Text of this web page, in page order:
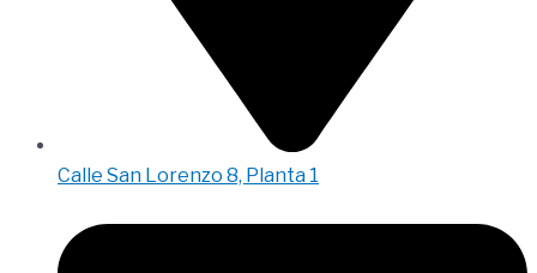
Calle San Lorenzo 8, Planta 1